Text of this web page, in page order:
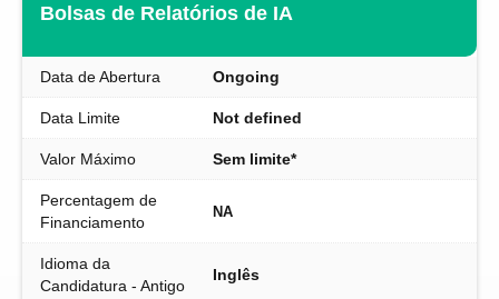
Bolsas de Relatórios de IA
Data de Abertura Ongoing
Data Limite Not defined
Valor Máximo Sem limite*
Percentagem de
Financiamento
NA
Idioma da
Candidatura - Antigo
Inglês